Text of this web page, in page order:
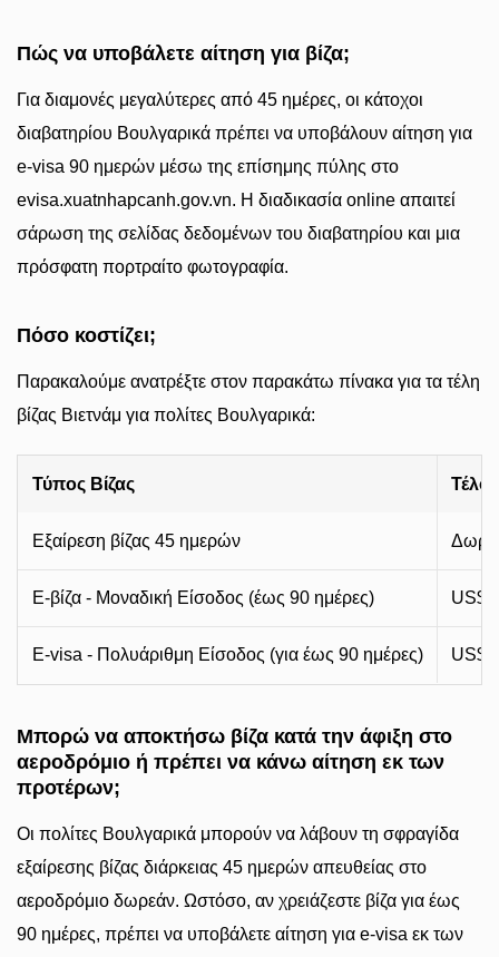
Πώς να υποβάλετε αίτηση για βίζα;
Για διαμονές μεγαλύτερες από 45 ημέρες, οι κάτοχοι
διαβατηρίου Βουλγαρικά πρέπει να υποβάλουν αίτηση για
e-visa 90 ημερών μέσω της επίσημης πύλης στο
evisa.xuatnhapcanh.gov.vn. Η διαδικασία online απαιτεί
σάρωση της σελίδας δεδομένων του διαβατηρίου και μια
πρόσφατη πορτραίτο φωτογραφία.
Πόσο κοστίζει;
Παρακαλούμε ανατρέξτε στον παρακάτω πίνακα για τα τέλη
βίζας Βιετνάμ για πολίτες Βουλγαρικά:
Τύπος Βίζας
Εξαίρεση βίζας 45 ημερών
E-βίζα - Μοναδική Είσοδος (έως 90 ημέρες)
E-visa - Πολυάριθμη Είσοδος (για έως 90 ημέρες)
Μπορώ να αποκτήσω βίζα κατά την άφιξη στο
αεροδρόμιο ή πρέπει να κάνω αίτηση εκ των
προτέρων;
Οι πολίτες Βουλγαρικά μπορούν να λάβουν τη σφραγίδα
εξαίρεσης βίζας διάρκειας 45 ημερών απευθείας στο
αεροδρόμιο δωρεάν. Ωστόσο, αν χρειάζεστε βίζα για έως
90 ημέρες, πρέπει να υποβάλετε αίτηση για e-visa εκ των